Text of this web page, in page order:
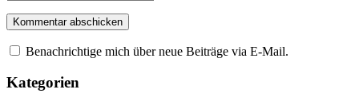
Benachrichtige mich über neue Beiträge via E-Mail.
Kategorien